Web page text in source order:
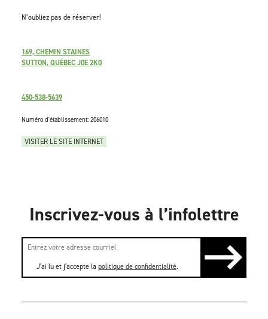
169, CHEMIN STAINES
SUTTON, QUÉBEC J0E 2K0
450-538-5639
Numéro d'établissement: 206010
VISITER LE SITE INTERNET
N’oubliez pas de réserver!
Inscrivez-vous à l’infolettre
J'ai lu et j'accepte la politique de confidentialité.